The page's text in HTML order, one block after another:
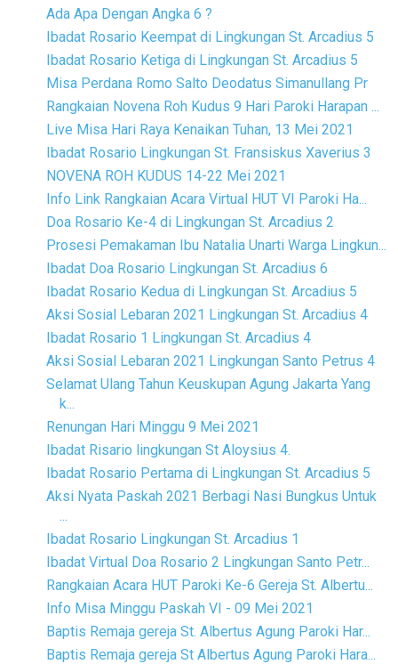
Ada Apa Dengan Angka 6 ?
Ibadat Rosario Keempat di Lingkungan St. Arcadius 5
Ibadat Rosario Ketiga di Lingkungan St. Arcadius 5
Misa Perdana Romo Salto Deodatus Simanullang Pr
Rangkaian Novena Roh Kudus 9 Hari Paroki Harapan ...
Live Misa Hari Raya Kenaikan Tuhan, 13 Mei 2021
Ibadat Rosario Lingkungan St. Fransiskus Xaverius 3
NOVENA ROH KUDUS 14-22 Mei 2021
Info Link Rangkaian Acara Virtual HUT VI Paroki Ha...
Doa Rosario Ke-4 di Lingkungan St. Arcadius 2
Prosesi Pemakaman Ibu Natalia Unarti Warga Lingkun...
Ibadat Doa Rosario Lingkungan St. Arcadius 6
Ibadat Rosario Kedua di Lingkungan St. Arcadius 5
Aksi Sosial Lebaran 2021 Lingkungan St. Arcadius 4
Ibadat Rosario 1 Lingkungan St. Arcadius 4
Aksi Sosial Lebaran 2021 Lingkungan Santo Petrus 4
Selamat Ulang Tahun Keuskupan Agung Jakarta Yang
k...
Renungan Hari Minggu 9 Mei 2021
Ibadat Risario lingkungan St Aloysius 4.
Ibadat Rosario Pertama di Lingkungan St. Arcadius 5
Aksi Nyata Paskah 2021 Berbagi Nasi Bungkus Untuk
...
Ibadat Rosario Lingkungan St. Arcadius 1
Ibadat Virtual Doa Rosario 2 Lingkungan Santo Petr...
Rangkaian Acara HUT Paroki Ke-6 Gereja St. Albertu...
Info Misa Minggu Paskah VI - 09 Mei 2021
Baptis Remaja gereja St. Albertus Agung Paroki Har...
Baptis Remaja gereja St Albertus Agung Paroki Hara...